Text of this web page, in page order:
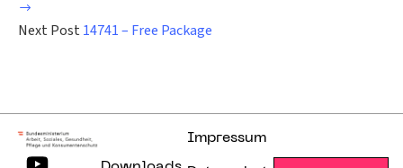
Next Post 14741 – Free Package
Impressum